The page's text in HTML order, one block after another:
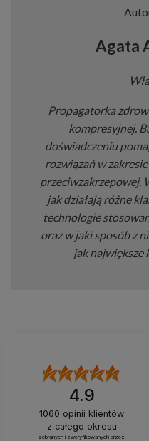
Agata
Propagatorka
kompresyjnej.
doświadczeniu
rozwiązań w
przeciwzakrzepowej.
jak działają różne
technologie
oraz w jaki sposób z
jak największe
4.9
1060 opinii klientów
z całego okresu
zebranych i zweryfikowanych przez